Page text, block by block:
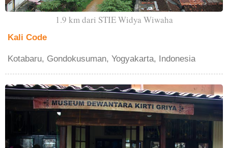
1.9 km dari STIE Widya Wiwaha
Kali Code
Kotabaru, Gondokusuman, Yogyakarta, Indonesia